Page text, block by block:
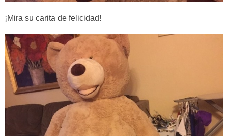
¡Mira su carita de felicidad!